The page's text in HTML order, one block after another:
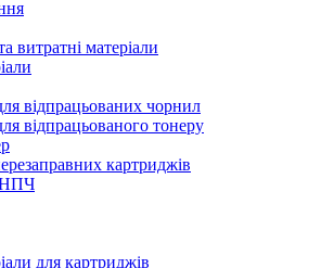
витратні матеріали
відпрацьованих чорнил
відпрацьованого тонеру
картриджів
НПЧ
для картриджів